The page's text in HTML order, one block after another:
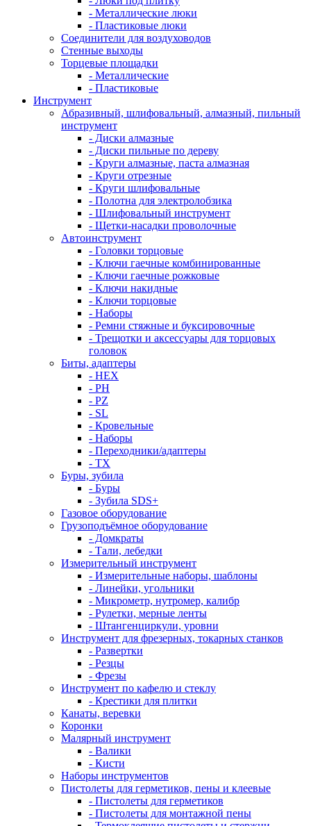
- Металлические люки
- Пластиковые люки
Соединители для воздуховодов
Стенные выходы
Торцевые площадки
- Металлические
- Пластиковые
Инструмент
Абразивный, шлифовальный, алмазный, пильный
инструмент
- Диски алмазные
- Диски пильные по дереву
- Круги алмазные, паста алмазная
- Круги отрезные
- Круги шлифовальные
- Полотна для электролобзика
- Шлифовальный инструмент
- Щетки-насадки проволочные
Автоинструмент
- Головки торцовые
- Ключи гаечные комбинированные
- Ключи гаечные рожковые
- Ключи накидные
- Ключи торцовые
- Наборы
- Ремни стяжные и буксировочные
- Трещотки и аксессуары для торцовых
головок
Биты, адаптеры
- HEX
- PH
- PZ
- SL
- Кровельные
- Наборы
- Переходники/адаптеры
- ТX
Буры, зубила
- Буры
- Зубила SDS+
Газовое оборудование
Грузоподъёмное оборудование
- Домкраты
- Тали, лебедки
Измерительный инструмент
- Измерительные наборы, шаблоны
- Линейки, угольники
- Микрометр, нутромер, калибр
- Рулетки, мерные ленты
- Штангенциркули, уровни
Инструмент для фрезерных, токарных станков
- Развертки
- Резцы
- Фрезы
Инструмент по кафелю и стеклу
- Крестики для плитки
Канаты, веревки
Коронки
Малярный инструмент
- Валики
- Кисти
Наборы инструментов
Пистолеты для герметиков, пены и клеевые
- Пистолеты для герметиков
- Пистолеты для монтажной пены